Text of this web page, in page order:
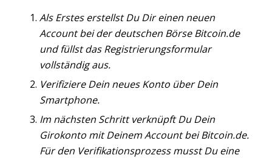
Als Erstes erstellst Du Dir einen neuen
Account bei der deutschen Börse Bitcoin.de
und füllst das Registrierungsformular
vollständig aus.
Verifiziere Dein neues Konto über Dein
Smartphone.
Im nächsten Schritt verknüpft Du Dein
Girokonto mit Deinem Account bei Bitcoin.de.
Für den Verifikationsprozess musst Du eine